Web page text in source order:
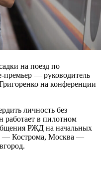
на поезд по
— руководитель
на конференции
личность без
работает в пилотном
РЖД на начальных
— Кострома, Москва —